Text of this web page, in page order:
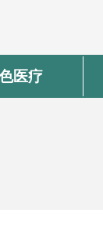
医疗